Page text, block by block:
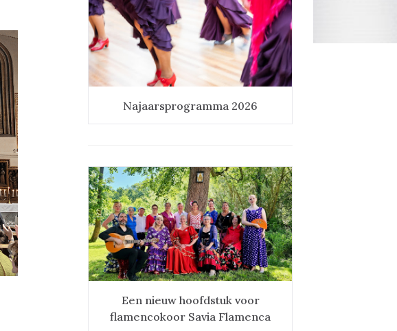
Najaarsprogramma 2026
Een nieuw hoofdstuk voor
flamencokoor Savia Flamenca